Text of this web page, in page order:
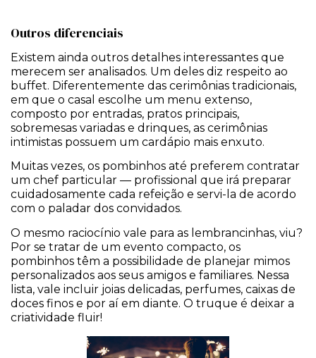
Outros diferenciais
Existem ainda outros detalhes interessantes que
merecem ser analisados. Um deles diz respeito ao
buffet. Diferentemente das cerimônias tradicionais,
em que o casal escolhe um menu extenso,
composto por entradas, pratos principais,
sobremesas variadas e drinques, as cerimônias
intimistas possuem um cardápio mais enxuto.
Muitas vezes, os pombinhos até preferem contratar
um chef particular — profissional que irá preparar
cuidadosamente cada refeição e servi-la de acordo
com o paladar dos convidados.
O mesmo raciocínio vale para as lembrancinhas, viu?
Por se tratar de um evento compacto, os
pombinhos têm a possibilidade de planejar mimos
personalizados aos seus amigos e familiares. Nessa
lista, vale incluir joias delicadas, perfumes, caixas de
doces finos e por aí em diante. O truque é deixar a
criatividade fluir!